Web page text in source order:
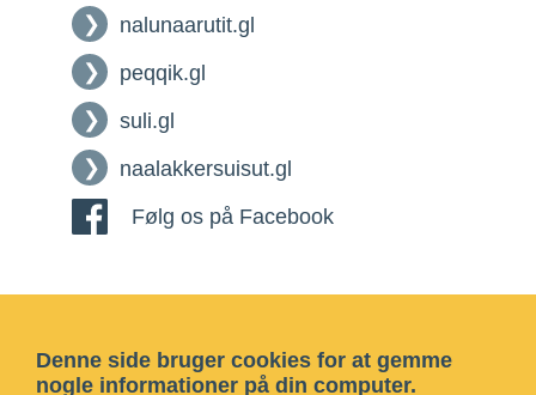
nalunaarutit.gl
peqqik.gl
suli.gl
naalakkersuisut.gl
Følg os på Facebook
Denne side bruger cookies for at gemme
nogle informationer på din computer.